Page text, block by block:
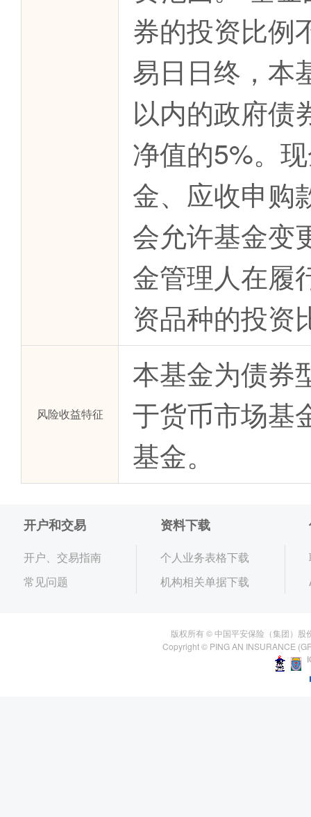
券的投资比例
易日日终，本
以内的政府债
净值的5%。
金、应收申购
会允许基金变
金管理人在履
资品种的投资
风险收益特征
本基金为债券
于货币市场基
基金。
开户和交易
开户、交易指南
常见问题
资料下载
个人业务表格下载
机构相关单据下载
版权所有 © 中国平安保险（集团）股
Copyright © PING AN INSURANCE